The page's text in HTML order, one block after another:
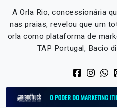
A Orla Rio, concessionária
nas praias, revelou que um
orla como plataforma de
TAP Portugal, Bacio